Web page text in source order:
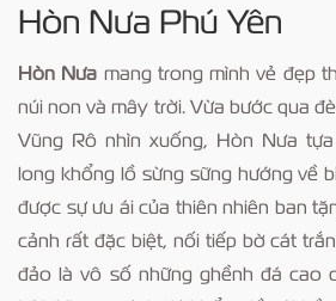
Hòn Nưa Phú Yên
Hòn Nưa mang trong mình vẻ đẹp
núi non và mây trời. Vừa bước qua
Vũng Rô nhìn xuống, Hòn Nưa
long khổng lồ sừng sững hướng về
được sự ưu ái của thiên nhiên ban
cảnh rất đặc biệt, nối tiếp bờ cát
đảo là vô số những ghềnh đá cao